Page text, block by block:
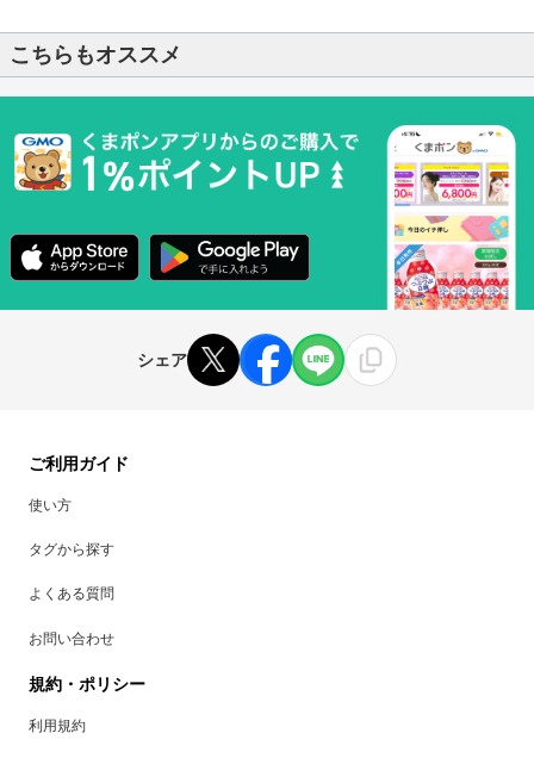
こちらもオススメ
シェア
ご利用ガイド
使い方
タグから探す
よくある質問
お問い合わせ
規約・ポリシー
利用規約